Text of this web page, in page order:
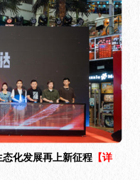
化发展再上新征程 【详